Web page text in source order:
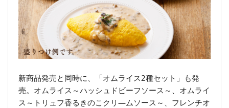
新商品発売と同時に、「オムライス2種セット」も発
売。オムライス～ハッシュドビーフソース～、オムライ
ス～トリュフ香るきのこクリ―ムソース～、フレンチオ